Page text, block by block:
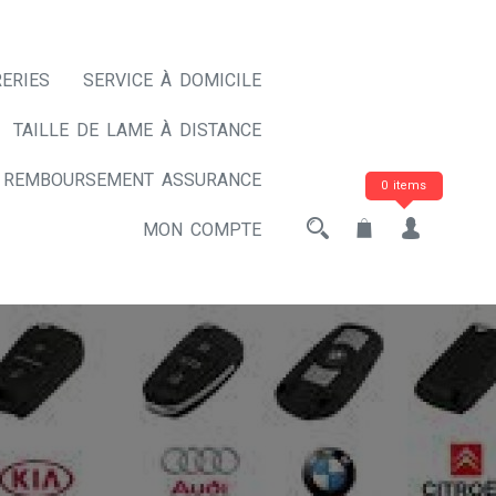
SERVICE À DOMICILE
TAILLE DE LAME À DISTANCE
REMBOURSEMENT ASSURANCE
MON COMPTE
0 items